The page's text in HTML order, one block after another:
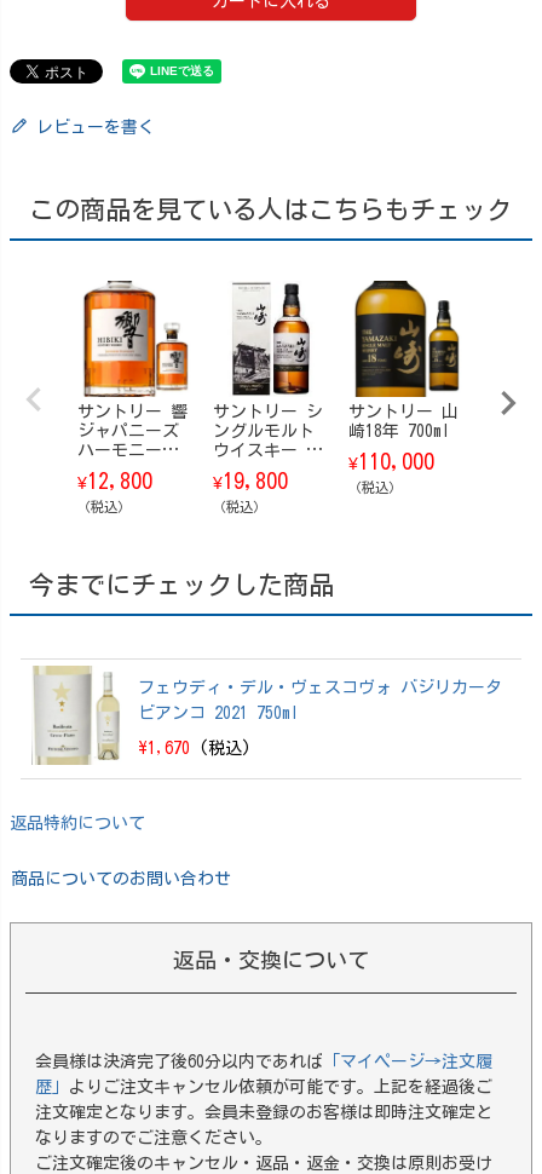
レビューを書く
この商品を見ている人はこちらもチェック
サントリー 響
ジャパニーズ
ハーモニー
【箱なし】 70
0ml
¥12,800
（税込）
サントリー シ
ングルモルト
ウイスキー 山
崎 Story of t
he Distillery
（ストーリ
25 EDITION 70
¥19,800
（税込）
サントリー 山
崎18年 700ml
¥110,000
（税込）
コカ・
今までにチェックした商品
フェウディ・デル・ヴェスコヴォ バジリカータ
ビアンコ 2021 750ml
\1,670 (税込)
返品特約について
商品についてのお問い合わせ
返品・交換について
会員様は決済完了後60分以内であれば 「マイページ→注文履
歴」 よりご注文キャンセル依頼が可能です。上記を経過後ご
注文確定となります。会員未登録のお客様は即時注文確定と
なりますのでご注意ください。
ご注文確定後のキャンセル・返品・返金・交換は原則お受け